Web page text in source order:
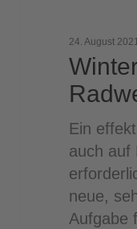
24. August
Ein
auch auf
neue,
Aufgabe